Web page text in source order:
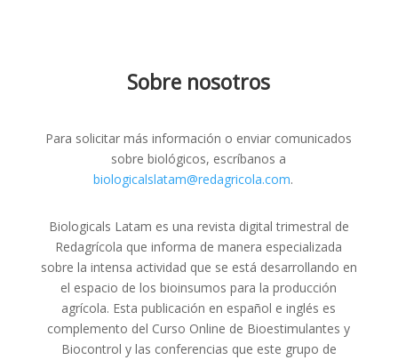
Sobre nosotros
Para solicitar más información o enviar comunicados
sobre biológicos, escríbanos a
biologicalslatam@redagricola.com.
Biologicals Latam es una revista digital trimestral de
Redagrícola que informa de manera especializada
sobre la intensa actividad que se está desarrollando en
el espacio de los bioinsumos para la producción
agrícola. Esta publicación en español e inglés es
complemento del Curso Online de Bioestimulantes y
Biocontrol y las conferencias que este grupo de